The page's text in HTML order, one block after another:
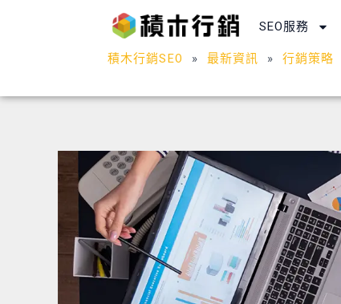
SEO服務
積木行銷SEO »最新資訊 »行銷策略